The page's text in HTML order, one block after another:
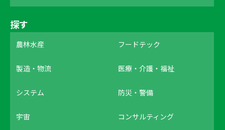
探す
農林水産 フードテック
製造・物流 医療・介護・福祉
システム 防災・警備
宇宙 コンサルティング